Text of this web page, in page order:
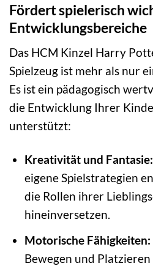
Fördert spielerisch
Entwicklungsbereiche
Das HCM Kinzel Harry
Spielzeug ist mehr als nur
Es ist ein pädagogisch
die Entwicklung Ihrer
unterstützt:
Kreativität und Fantasie:
eigene Spielstrategien
die Rollen ihrer
hineinversetzen.
Motorische Fähigkeiten:
Bewegen und